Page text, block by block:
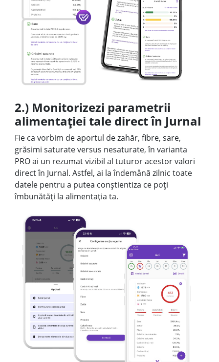
2.) Monitorizezi parametrii
alimentației tale direct în Jurnal
Fie ca vorbim de aportul de zahăr, fibre, sare,
grăsimi saturate versus nesaturate, în varianta
PRO ai un rezumat vizibil al tuturor acestor valori
direct în Jurnal. Astfel, ai la îndemână zilnic toate
datele pentru a putea conștientiza ce poți
îmbunătăți la alimentația ta.